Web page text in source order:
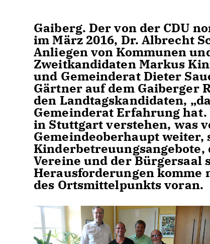
Gaiberg. Der von der CDU
im März 2016, Dr. Albrecht
Anliegen von Kommunen
Zweitkandidaten Markus
und Gemeinderat Dieter
Gärtner auf dem Gaiberger
den Landtagskandidaten,
Gemeinderat Erfahrung
in Stuttgart verstehen, was
Gemeindeoberhaupt weiter,
Vereine und der
Herausforderungen komme
des Ortsmittelpunkts voran.